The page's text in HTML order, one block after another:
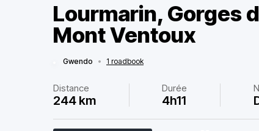
Lourmarin, Gorges
Mont Ventoux
Gwendo • 1 roadbook
Distance
244 km
Durée
4h11